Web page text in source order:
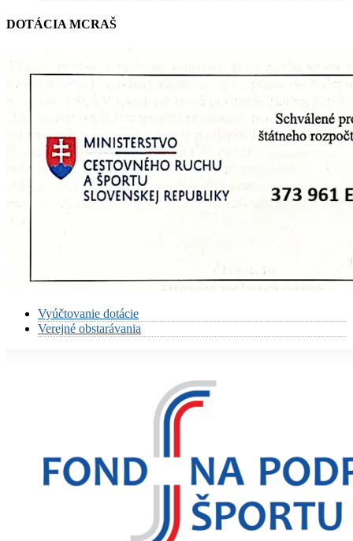
DOTÁCIA MCRAŠ
Vyúčtovanie dotácie
Verejné obstarávania